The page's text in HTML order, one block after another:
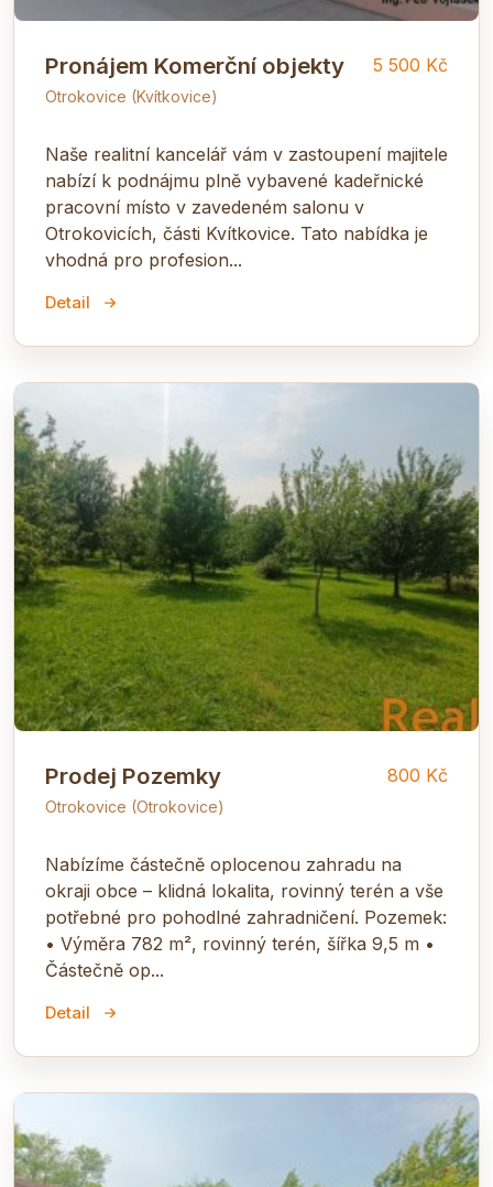
Pronájem Komerční objekty
Otrokovice (Kvítkovice)
5 500 Kč
Naše realitní kancelář vám v zastoupení majitele
nabízí k podnájmu plně vybavené kadeřnické
pracovní místo v zavedeném salonu v
Otrokovicích, části Kvítkovice. Tato nabídka je
vhodná pro profesion...
Detail
Prodej Pozemky
Otrokovice (Otrokovice)
800 Kč
Nabízíme částečně oplocenou zahradu na
okraji obce – klidná lokalita, rovinný terén a vše
potřebné pro pohodlné zahradničení. Pozemek:
• Výměra 782 m², rovinný terén, šířka 9,5 m •
Částečně op...
Detail